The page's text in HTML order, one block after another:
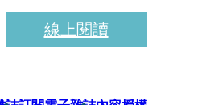
線上閱讀